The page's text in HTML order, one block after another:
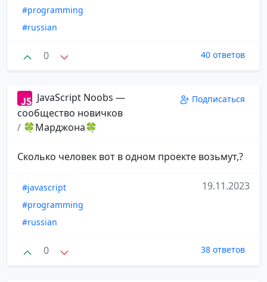
#programming
#russian
0 40 ответов
JavaScript Noobs —
сообщество новичков
/ 🍀Марджона🍀
Подписаться
Сколько человек вот в одном проекте возьмут,?
#javascript
#programming
#russian
19.11.2023
0 38 ответов